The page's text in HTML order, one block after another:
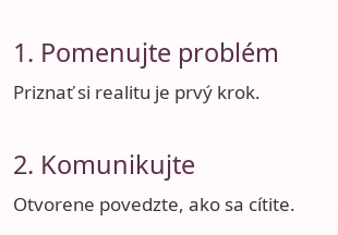
1. Pomenujte problém
Priznať si realitu je prvý krok.
2. Komunikujte
Otvorene povedzte, ako sa cítite.